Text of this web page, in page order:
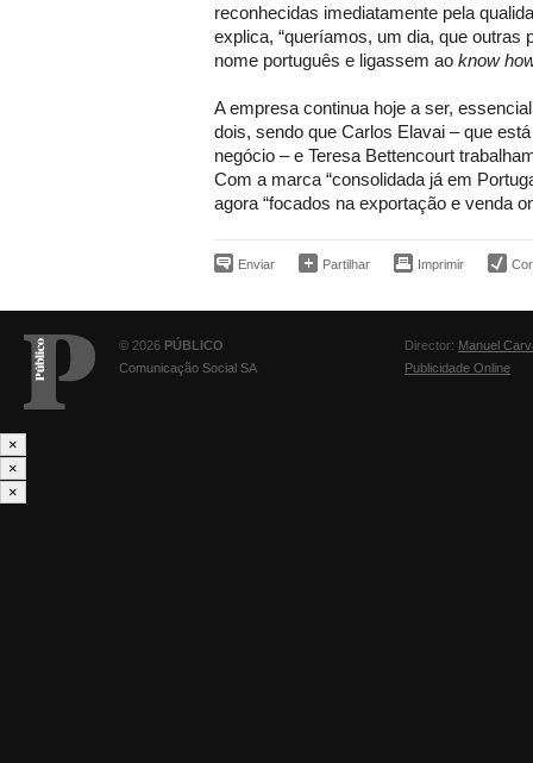
reconhecidas imediatamente pela
explica, “queríamos, um dia, que outras
nome português e ligassem ao know
A empresa continua hoje a ser,
dois, sendo que Carlos Elavai – que
negócio – e Teresa Bettencourt
Com a marca “consolidada já em
agora “focados na exportação e venda
Enviar Partilhar Imprimir
© 2026 PÚBLICO
Comunicação Social SA
Director: Manuel
Publicidade Online
×
×
×